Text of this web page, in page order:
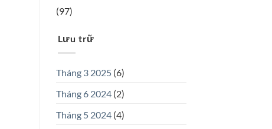
(97)
Lưu trữ
Tháng 3 2025 (6)
Tháng 6 2024 (2)
Tháng 5 2024 (4)